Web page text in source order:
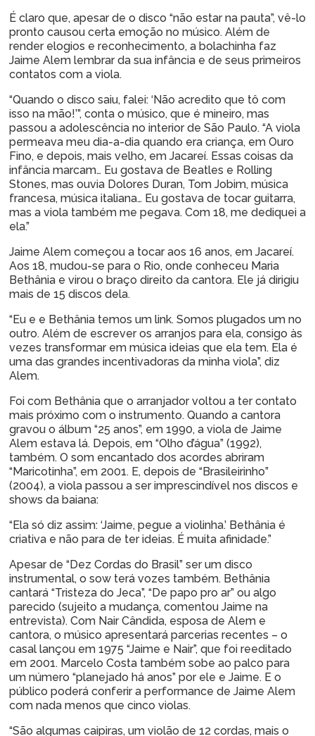
É claro que, apesar de o disco “não estar na pauta”, vê-lo
pronto causou certa emoção no músico. Além de
render elogios e reconhecimento, a bolachinha faz
Jaime Alem lembrar da sua infância e de seus primeiros
contatos com a viola.
“Quando o disco saiu, falei: ‘Não acredito que tô com
isso na mão!’”, conta o músico, que é mineiro, mas
passou a adolescência no interior de São Paulo. “A viola
permeava meu dia-a-dia quando era criança, em Ouro
Fino, e depois, mais velho, em Jacareí. Essas coisas da
infância marcam… Eu gostava de Beatles e Rolling
Stones, mas ouvia Dolores Duran, Tom Jobim, música
francesa, música italiana… Eu gostava de tocar guitarra,
mas a viola também me pegava. Com 18, me dediquei a
ela.”
Jaime Alem começou a tocar aos 16 anos, em Jacareí.
Aos 18, mudou-se para o Rio, onde conheceu Maria
Bethânia e virou o braço direito da cantora. Ele já dirigiu
mais de 15 discos dela.
“Eu e e Bethânia temos um link. Somos plugados um no
outro. Além de escrever os arranjos para ela, consigo às
vezes transformar em música ideias que ela tem. Ela é
uma das grandes incentivadoras da minha viola”, diz
Alem.
Foi com Bethânia que o arranjador voltou a ter contato
mais próximo com o instrumento. Quando a cantora
gravou o álbum “25 anos”, em 1990, a viola de Jaime
Alem estava lá. Depois, em “Olho d’água” (1992),
também. O som encantado dos acordes abriram
“Maricotinha”, em 2001. E, depois de “Brasileirinho”
(2004), a viola passou a ser imprescindível nos discos e
shows da baiana:
“Ela só diz assim: ‘Jaime, pegue a violinha.’ Bethânia é
criativa e não para de ter ideias. É muita afinidade.”
Apesar de “Dez Cordas do Brasil” ser um disco
instrumental, o sow terá vozes também. Bethânia
cantará “Tristeza do Jeca”, “De papo pro ar” ou algo
parecido (sujeito a mudança, comentou Jaime na
entrevista). Com Nair Cândida, esposa de Alem e
cantora, o músico apresentará parcerias recentes – o
casal lançou em 1975 “Jaime e Nair”, que foi reeditado
em 2001. Marcelo Costa também sobe ao palco para
um número “planejado há anos” por ele e Jaime. E o
público poderá conferir a performance de Jaime Alem
com nada menos que cinco violas.
“São algumas caipiras, um violão de 12 cordas, mais o